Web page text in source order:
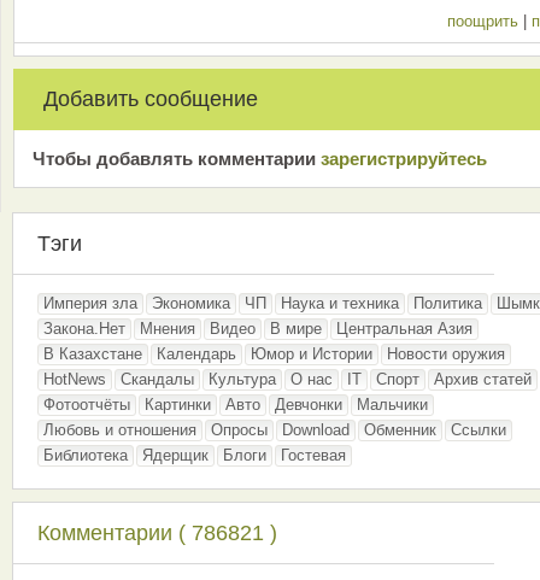
поощрить |
Добавить сообщение
Чтобы добавлять комментарии зарeгиcтрирyйтeсь
Тэги
Империя зла Экономика ЧП Наука и техника Политика
Закона.Нет
Мнения Видео В мире
Центральная Азия
В Казахстане
Календарь Юмор и Истории
Новости оружия
HotNews
Скандалы Культура О нас IT Спорт
Архив статей
Фотоотчёты
Картинки Авто Девчонки
Мальчики
Любовь и отношения
Опросы Download Обменник
Ссылки
Библиотека
Ядерщик Блоги Гостевая
Комментарии ( 786821 )